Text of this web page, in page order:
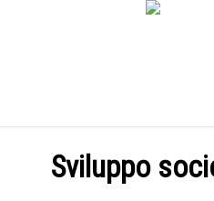
Sviluppo